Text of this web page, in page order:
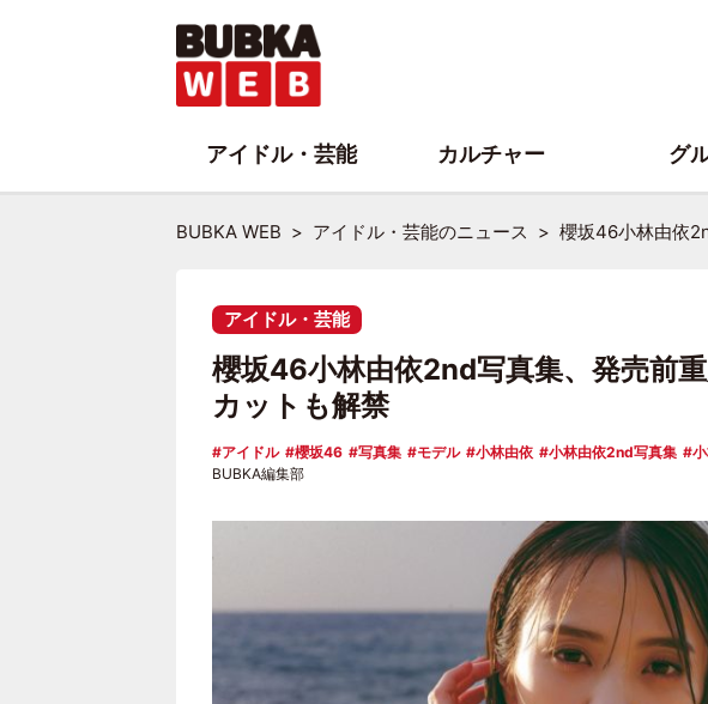
BUBKA WEB アイドル・芸能のニュース 櫻坂46小林由依
アイドル・芸能
櫻坂46小林由依2nd写真集、発売前
カットも解禁
アイドル 櫻坂46 写真集 モデル 小林由依 小林由依2nd写真集
BUBKA編集部
アイドル・芸能 カルチャー グ